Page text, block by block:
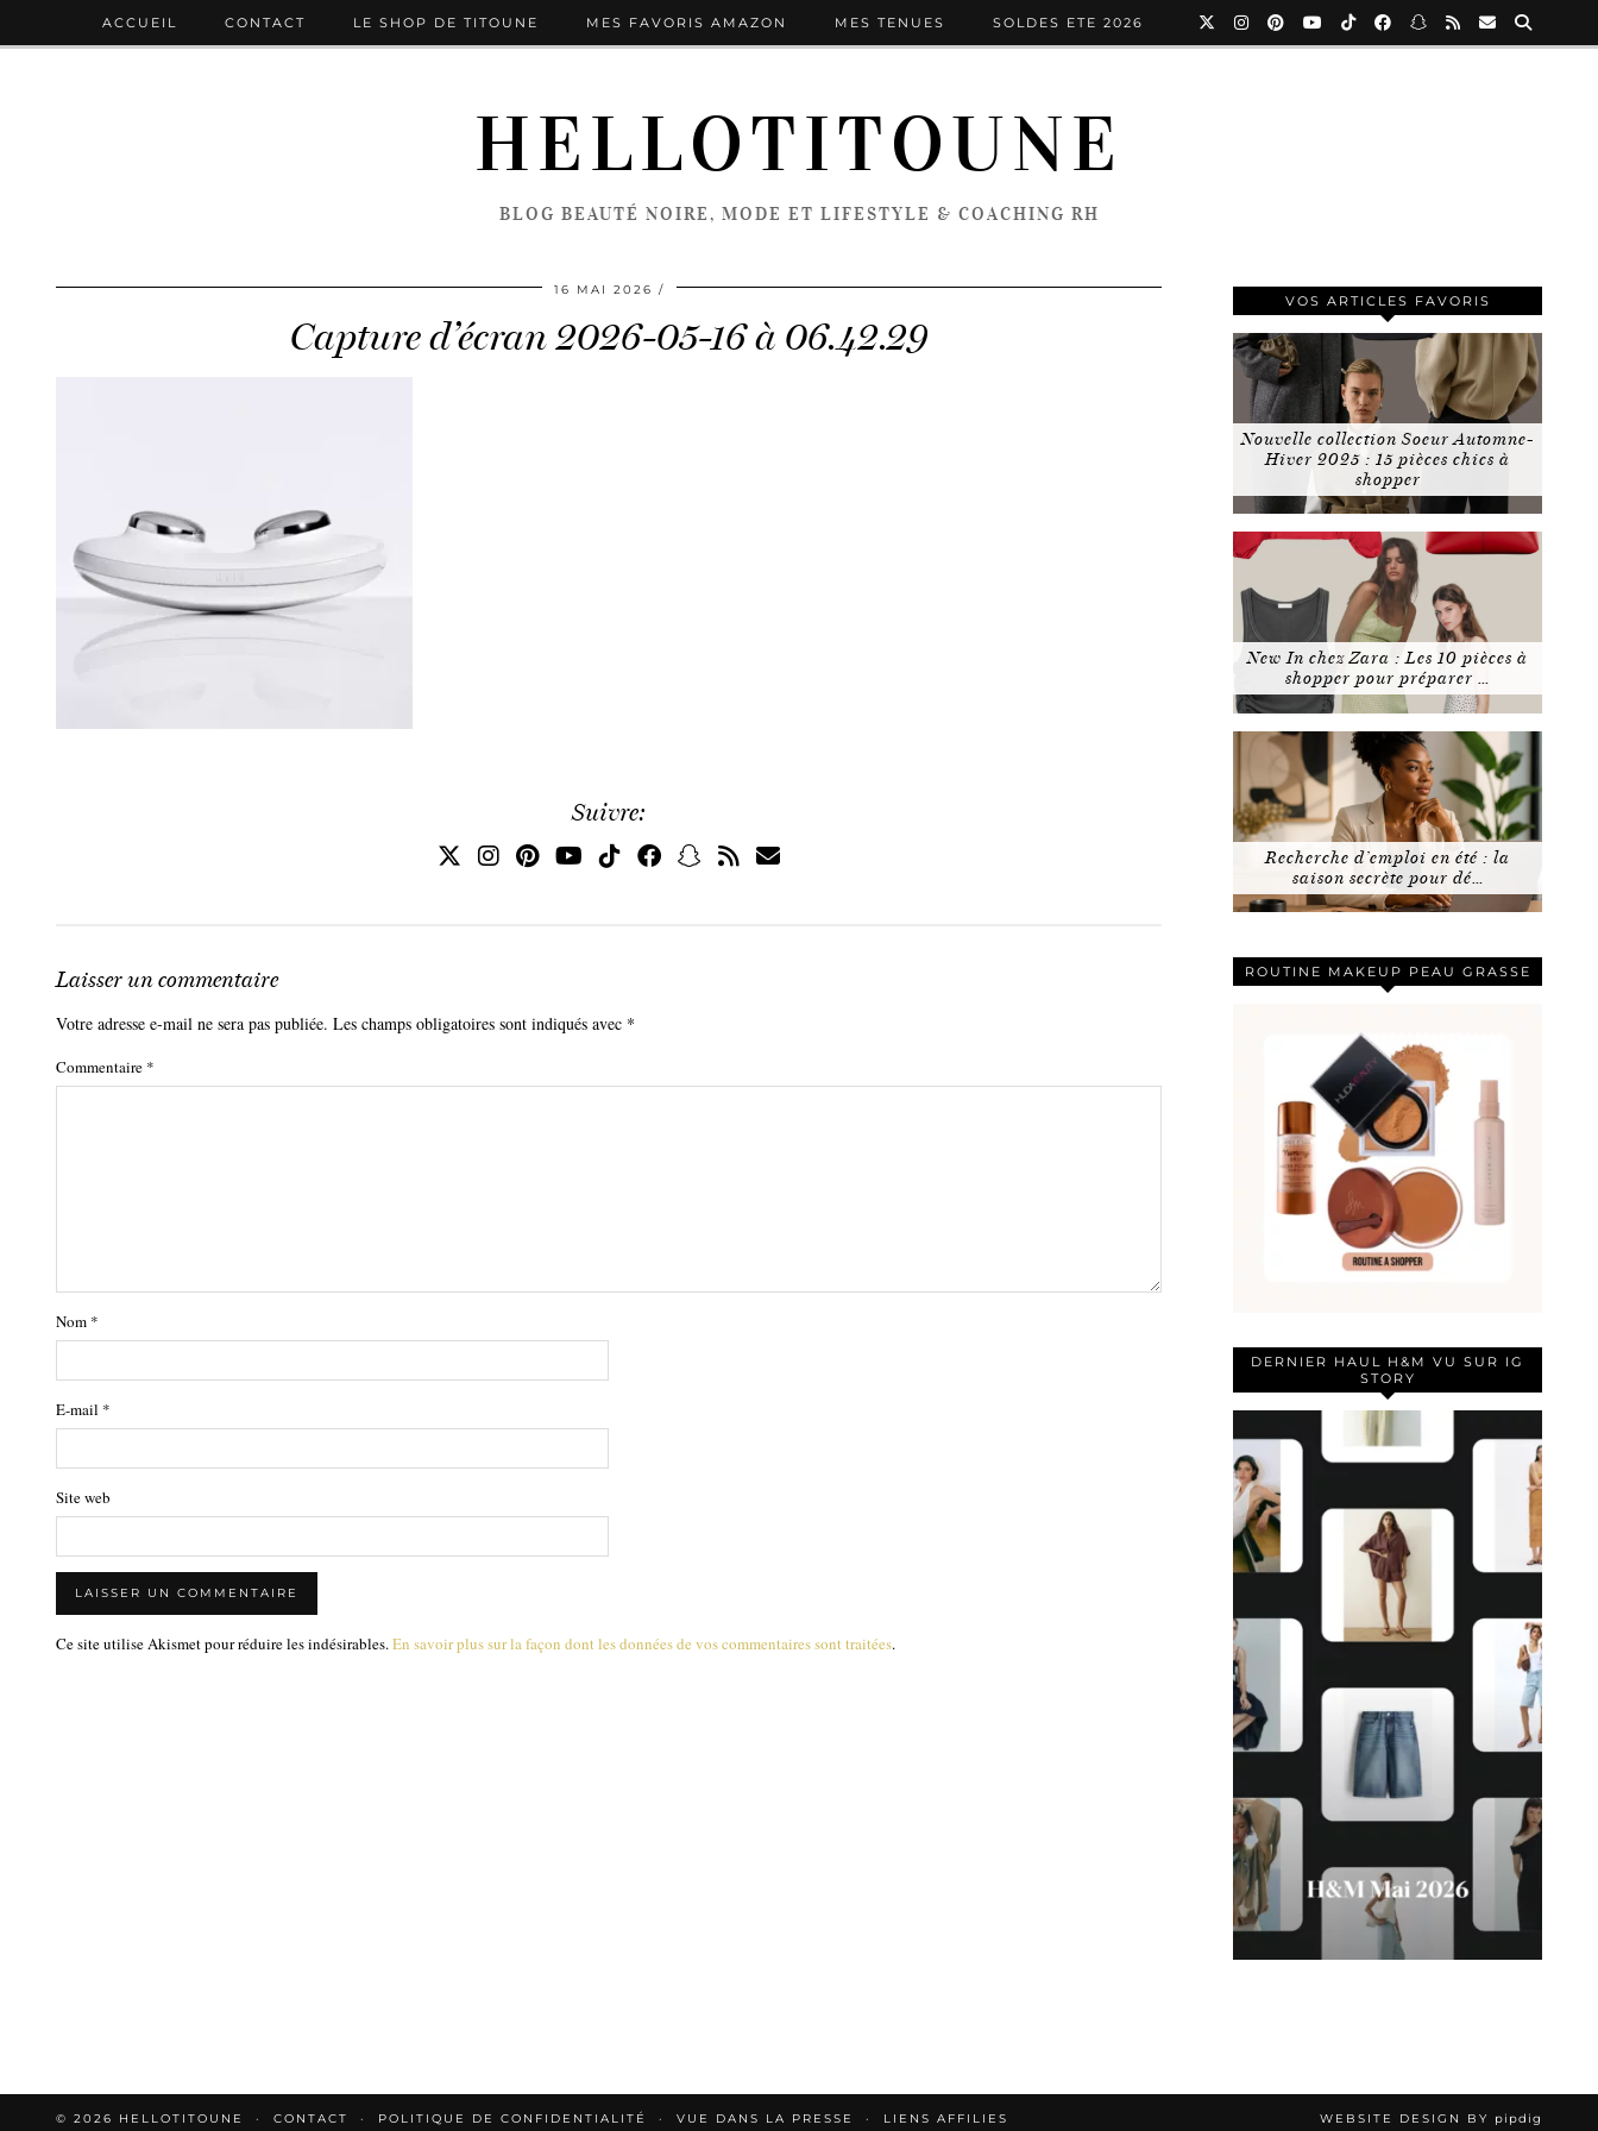
HELLOTITOUNE
BLOG BEAUTÉ NOIRE, MODE ET LIFESTYLE & COACHING RH
ACCUEIL CONTACT LE SHOP DE TITOUNE MES FAVORIS AMAZON MES TENUES SOLDES ETE 2026
16 MAI 2026
Capture d’écran 2026-05-16 à 06.42.29
Suivre:
Laisser un commentaire
Votre adresse e-mail ne sera pas publiée. Les champs obligatoires sont indiqués avec *
Commentaire *
Nom *
E-mail *
Site web
Ce site utilise Akismet pour réduire les indésirables. En savoir plus sur la façon dont les données de vos commentaires sont traitées.
VOS ARTICLES FAVORIS
Nouvelle collection Soeur Automne-
Hiver 2025 : 15 pièces chics à
shopper
New In chez Zara : Les 10 pièces à
shopper pour préparer …
Recherche d’emploi en été : la
saison secrète pour dé…
ROUTINE MAKEUP PEAU GRASSE
DERNIER HAUL H&M VU SUR IG
STORY
© 2026 HELLOTITOUNE CONTACT POLITIQUE DE CONFIDENTIALITÉ VUE DANS LA PRESSE LIENS AFFILIES WEBSITE DESIGN BY pipdig